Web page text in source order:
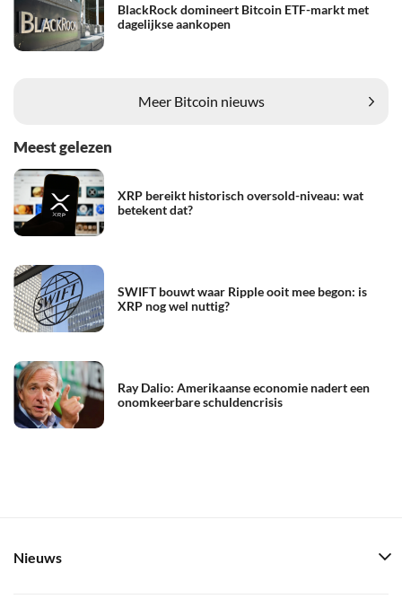
BlackRock domineert Bitcoin ETF-markt met
dagelijkse aankopen
Meer Bitcoin nieuws
Meest gelezen
XRP bereikt historisch oversold-niveau: wat
betekent dat?
SWIFT bouwt waar Ripple ooit mee begon: is
XRP nog wel nuttig?
Ray Dalio: Amerikaanse economie nadert een
onomkeerbare schuldencrisis
Nieuws